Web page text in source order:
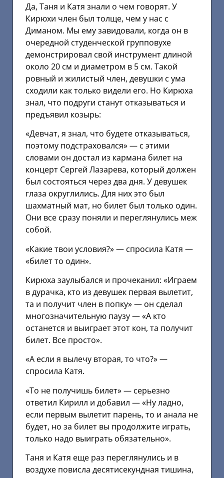
Да, Таня и Катя знали о чем говорят. У
Кирюхи член был толще, чем у нас с
Диманом. Мы ему завидовали, когда он в
очередной студенческой групповухе
демонстрировал свой инструмент длиной
около 20 см и диаметром в 5 см. Такой
ровный и жилистый член, девушки с ума
сходили как только видели его. Но Кирюха
знал, что подруги станут отказываться и
предъявил козырь:
«Девчат, я знал, что будете отказываться,
поэтому подстраховался» — с этими
словами он достал из кармана билет на
концерт Сергей Лазарева, который должен
был состояться через два дня. У девушек
глаза округлились. Для них это был
шахматный мат, но билет был только один.
Они все сразу поняли и переглянулись меж
собой.
«Какие твои условия?» — спросила Катя —
«билет то один».
Кирюха заулыбался и прочеканил: «Играем
в дурачка, кто из девушек первая вылетит,
та и получит член в попку» — он сделал
многозначительную паузу — «А кто
останется и выиграет этот кон, та получит
билет. Все просто».
«А если я вылечу вторая, то что?» —
спросила Катя.
«То не получишь билет» — серьезно
ответил Кирилл и добавил — «Ну ладно,
если первым вылетит парень, то и анала не
будет, но за билет вы продолжите играть,
только надо выиграть обязательно».
Таня и Катя еще раз переглянулись и в
воздухе повисла десятисекундная тишина,